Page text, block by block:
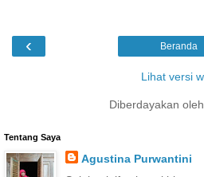
‹ Beranda
Lihat versi
Diberdayakan oleh
Tentang Saya
Agustina Purwantini